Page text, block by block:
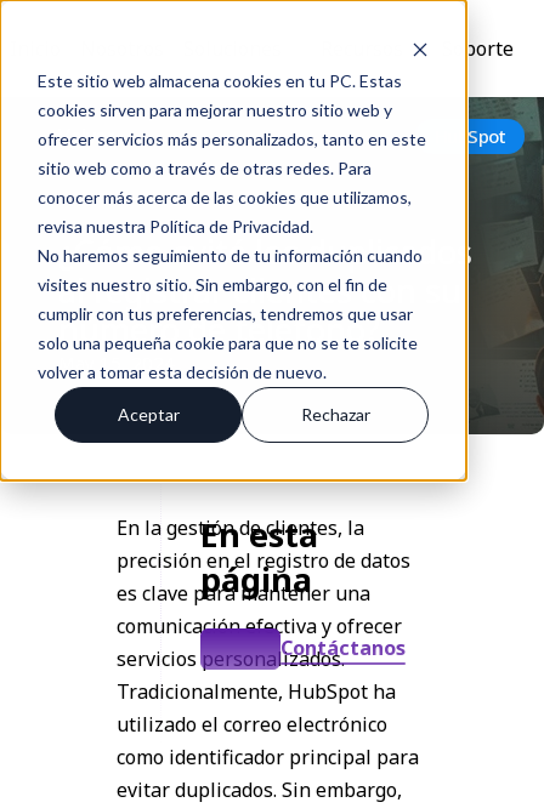
Este sitio web almacena cookies en tu PC. Estas
cookies sirven para mejorar nuestro sitio web y
ofrecer servicios más personalizados, tanto en este
sitio web como a través de otras redes. Para
conocer más acerca de las cookies que utilizamos,
revisa nuestra Política de Privacidad.
No haremos seguimiento de tu información cuando
visites nuestro sitio. Sin embargo, con el fin de
cumplir con tus preferencias, tendremos que usar
solo una pequeña cookie para que no se te solicite
volver a tomar esta decisión de nuevo.
Aceptar Rechazar
Soporte
Volver HubSpot
¿Cómo evité los duplicados
al registrar clientes con su
número de teléfono?
May 15, 2024
En la gestión de clientes, la
precisión en el registro de datos
es clave para mantener una
comunicación efectiva y ofrecer
servicios personalizados.
Tradicionalmente, HubSpot ha
utilizado el correo electrónico
como identificador principal para
evitar duplicados. Sin embargo,
En esta
página
Contáctanos